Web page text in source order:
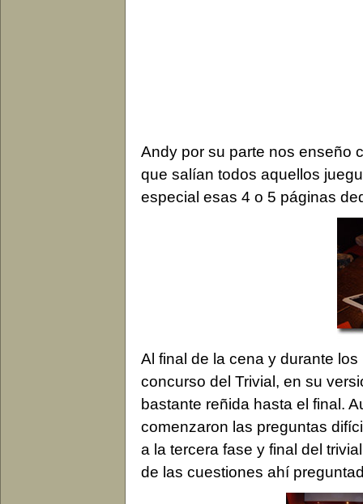
Andy por su parte nos enseño
que salían todos aquellos
especial esas 4 o 5 páginas
Al final de la cena y durante
concurso del Trivial, en su
bastante reñida hasta el final.
comenzaron las preguntas
a la tercera fase y final del
de las cuestiones ahí